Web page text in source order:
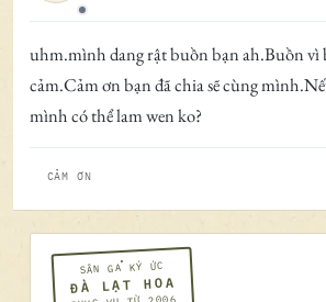
Ngoại tuyến
uhm.mình dang rật buồn bạn ah.Buồn vì
cảm.Cảm ơn bạn đã chia sẽ cùng
mình có thể lam wen ko?
CẢM ƠN
SÂN GA KÝ ỨC
ĐÀ LẠT HOA